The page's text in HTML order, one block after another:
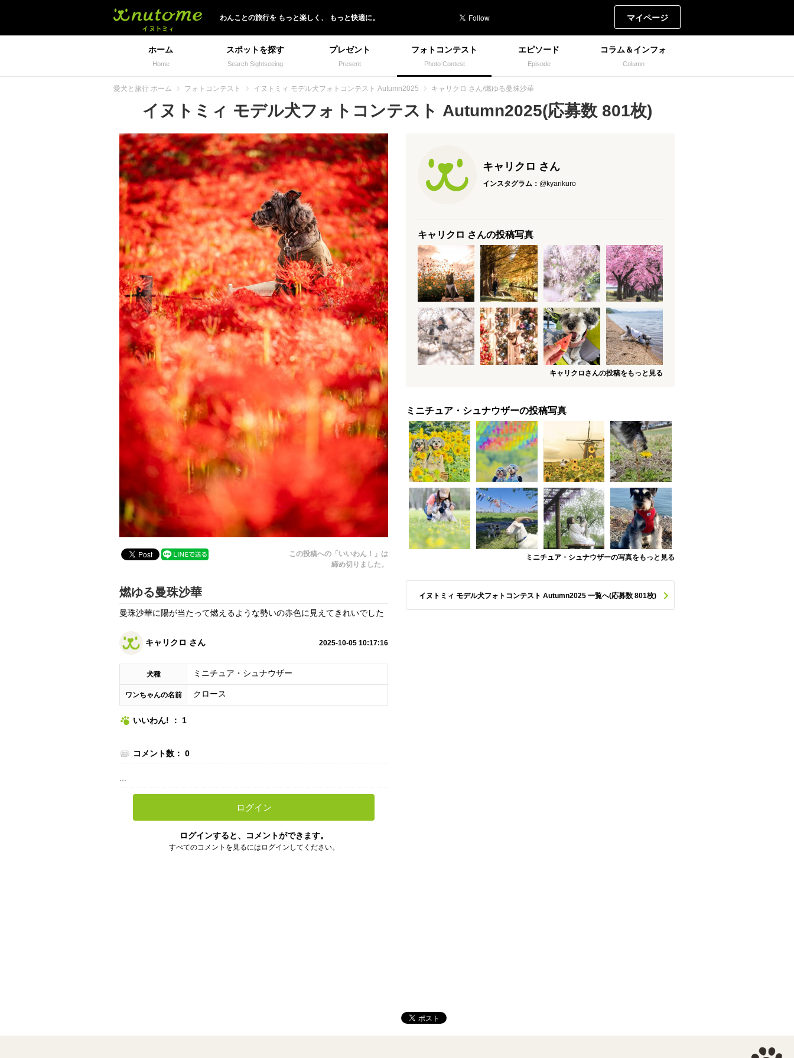
わんことの旅行を もっと楽しく、 もっと快適に。 マイページ
ホーム
Home
スポットを探す
Search Sightseeing
プレゼント
Present
フォトコンテスト
Photo Contest
エピソード
Episode
コラム＆インフォ
Column
愛犬と旅行 ホーム フォトコンテスト イヌトミィ モデル犬フォトコンテスト Autumn2025 キャリクロ さん/燃ゆる曼珠沙華
イヌトミィ モデル犬フォトコンテスト Autumn2025(応募数 801枚)
この投稿への「いいわん！」は
締め切りました。
燃ゆる曼珠沙華
曼珠沙華に陽が当たって燃えるような勢いの赤色に見えてきれいでした
キャリクロ さん 2025-10-05 10:17:16
犬種 ミニチュア・シュナウザー
ワンちゃんの名前 クロース
いいわん! ： 1
コメント数： 0
...
ログイン
ログインすると、コメントができます。
すべてのコメントを見るにはログインしてください。
キャリクロ さん
インスタグラム： @kyarikuro
キャリクロ さんの投稿写真
キャリクロさんの投稿をもっと見る
ミニチュア・シュナウザーの投稿写真
ミニチュア・シュナウザーの写真をもっと見る
イヌトミィ モデル犬フォトコンテスト Autumn2025 一覧へ(応募数 801枚)